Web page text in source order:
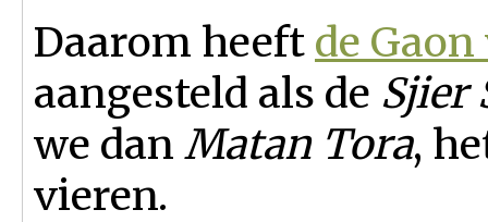
Daarom heeft de
aangesteld als de Sjier
we dan Matan Tora,
vieren.